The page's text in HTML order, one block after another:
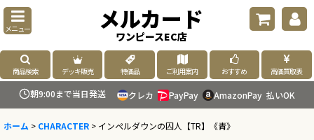
メニュー メルカード
ワンピースEC店
商品検索 デッキ販売 特価品 ご利用案内 おすすめ 高価買取表
朝9:00まで当日発送 クレカ PayPay AmazonPay 払いOK
ホーム > CHARACTER > インペルダウンの囚人【TR】《青》